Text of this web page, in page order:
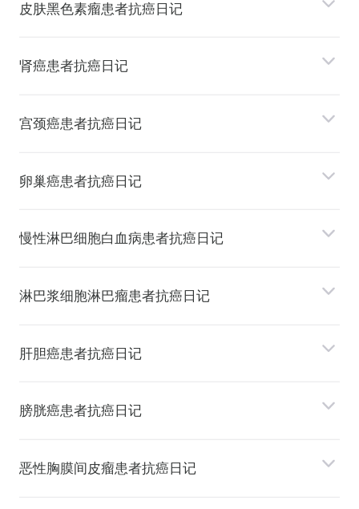
⽪肤⿊⾊素瘤患者抗癌日记
肾癌患者抗癌日记
宫颈癌患者抗癌日记
卵巢癌患者抗癌日记
慢性淋巴细胞⽩⾎病患者抗癌日记
淋巴浆细胞淋巴瘤患者抗癌日记
肝胆癌患者抗癌日记
膀胱癌患者抗癌日记
恶性胸膜间⽪瘤患者抗癌日记